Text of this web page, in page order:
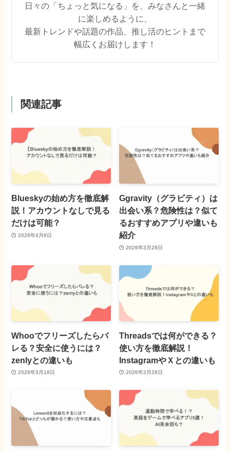
日々の「ちょっと気になる」を、みなさんと一緒
に楽しめるように、
最新トレンドや話題の作品、推し活のヒントまで
幅広くお届けします！
関連記事
Blueskyの始め方を徹底解
説！アカウントなしで見る
だけは可能？
2026年4月8日
Ggravity（グラビティ）は
出会い系？危険性は？似て
るおすすめアプリや違いも
紹介
2026年3月28日
Whooでフリーズしたらバ
レる？安全に使うには？
zenlyとの違いも
2026年3月18日
Threadsでは何ができる？
使い方を徹底解説！
InstagramやＸとの違いも
2026年2月28日